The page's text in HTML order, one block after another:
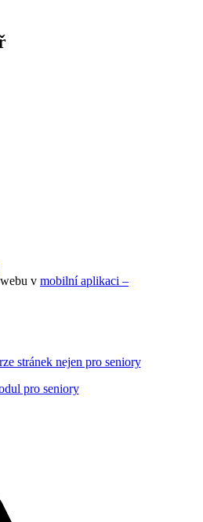
v mobilní aplikaci –
stránek nejen pro seniory